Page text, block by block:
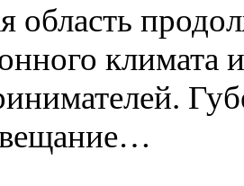
область
климата